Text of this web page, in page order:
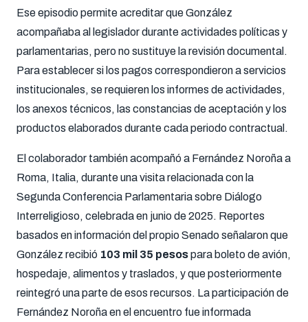
Ese episodio permite acreditar que González
acompañaba al legislador durante actividades políticas y
parlamentarias, pero no sustituye la revisión documental.
Para establecer si los pagos correspondieron a servicios
institucionales, se requieren los informes de actividades,
los anexos técnicos, las constancias de aceptación y los
productos elaborados durante cada periodo contractual.
El colaborador también acompañó a Fernández Noroña a
Roma, Italia, durante una visita relacionada con la
Segunda Conferencia Parlamentaria sobre Diálogo
Interreligioso, celebrada en junio de 2025. Reportes
basados en información del propio Senado señalaron que
González recibió 103 mil 35 pesospara boleto de avión,
hospedaje, alimentos y traslados, y que posteriormente
reintegró una parte de esos recursos. La participación de
Fernández Noroña en el encuentro fue informada